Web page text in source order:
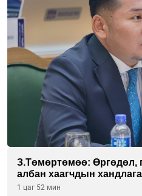
З.Төмөртөмөө: Өргөдөл,
албан хаагчдын
1 цаг 52 мин